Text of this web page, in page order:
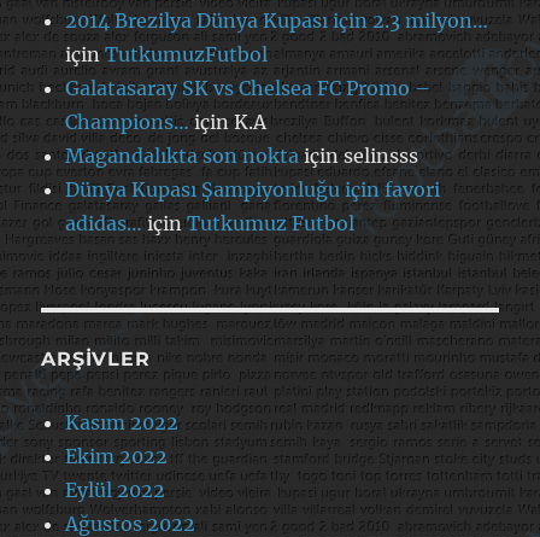
2014 Brezilya Dünya Kupası için 2.3 milyon…
içinTutkumuzFutbol
Galatasaray SK vs Chelsea FC Promo –
Champions…içinK.A
Magandalıkta son nokta içinselinsss
Dünya Kupası Şampiyonluğu için favori
adidas… içinTutkumuz Futbol
ARŞIVLER
Kasım 2022
Ekim 2022
Eylül 2022
Ağustos 2022